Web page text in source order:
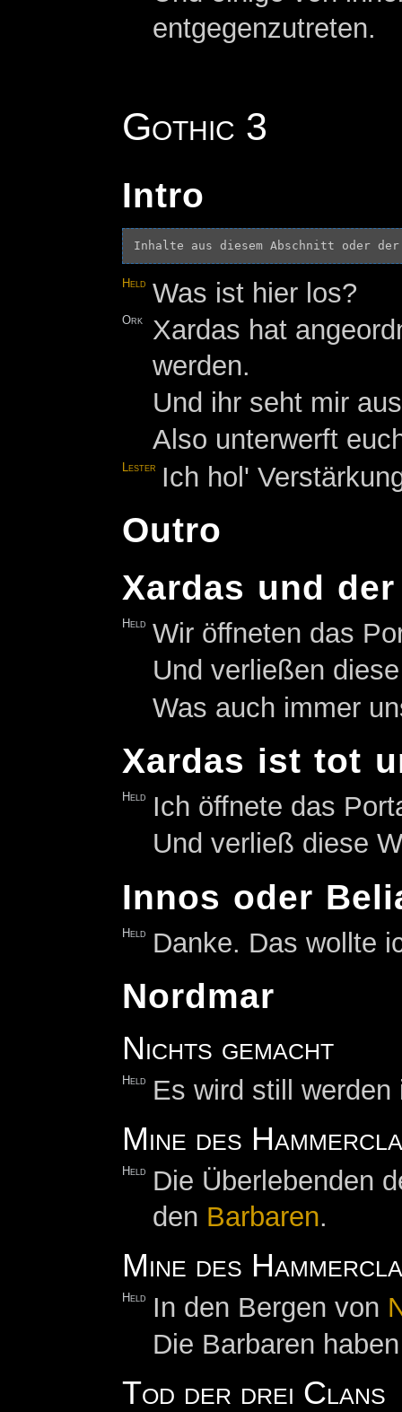
entgegenzutreten.
Gothic 3
Intro
Inhalte aus diesem Abschnitt oder
Held Was ist hier los?
Ork
Xardas hat
werden.
Und ihr seht mir
Also unterwerft
Lester Ich hol'
Outro
Xardas und
Held Wir öffneten das
Und verließen
Was auch immer
Xardas ist tot
Held
Ich öffnete das
Und verließ diese
Innos oder
Held Danke. Das wollte
Nordmar
Nichts gemacht
Held Es wird still
Mine des
Held
Die Überlebenden
den Barbaren.
Mine des
Held In den Bergen von
Die Barbaren
Tod der drei Clans